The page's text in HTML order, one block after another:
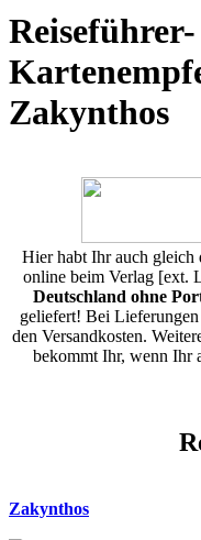
Zakynthos
Hier habt Ihr auch
online beim Verlag [ext.
Deutschland ohne
geliefert! Bei
den Versandkosten.
bekommt Ihr, wenn Ihr
Zakynthos